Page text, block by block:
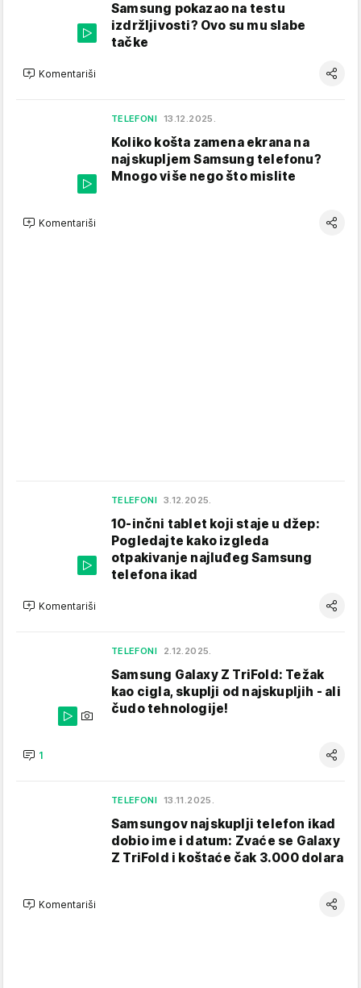
Samsung pokazao na testu
izdržljivosti? Ovo su mu slabe
tačke
Komentariši
TELEFONI 13.12.2025.
Koliko košta zamena ekrana na
najskupljem Samsung telefonu?
Mnogo više nego što mislite
Komentariši
TELEFONI 3.12.2025.
10-inčni tablet koji staje u džep:
Pogledajte kako izgleda
otpakivanje najluđeg Samsung
telefona ikad
Komentariši
TELEFONI 2.12.2025.
Samsung Galaxy Z TriFold: Težak
kao cigla, skuplji od najskupljih - ali
čudo tehnologije!
1
TELEFONI 13.11.2025.
Samsungov najskuplji telefon ikad
dobio ime i datum: Zvaće se Galaxy
Z TriFold i koštaće čak 3.000 dolara
Komentariši